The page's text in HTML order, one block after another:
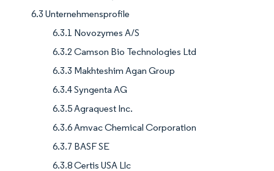
6.3 Unternehmensprofile
6.3.1 Novozymes A/S
6.3.2 Camson Bio Technologies Ltd
6.3.3 Makhteshim Agan Group
6.3.4 Syngenta AG
6.3.5 Agraquest Inc.
6.3.6 Amvac Chemical Corporation
6.3.7 BASF SE
6.3.8 Certis USA Llc